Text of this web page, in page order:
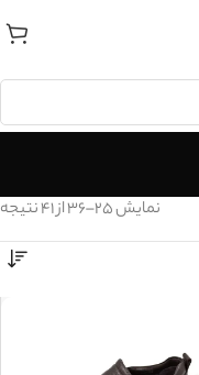
نمایش 25–36 از 41 نتیجه